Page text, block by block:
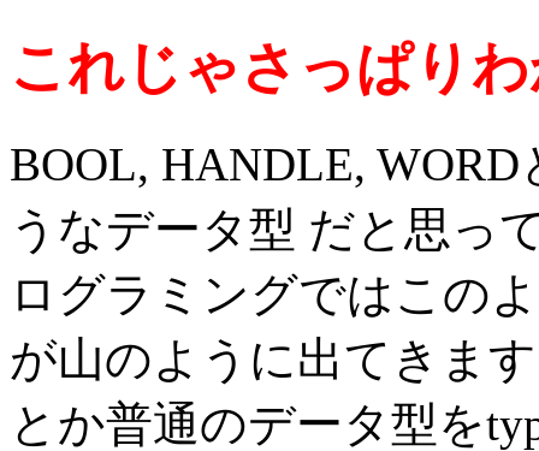
これじゃさっぱり
BOOL, HANDLE,
うなデータ型 だと思っ
ログラミングではこの
が山のように出てきま
とか普通のデータ型を